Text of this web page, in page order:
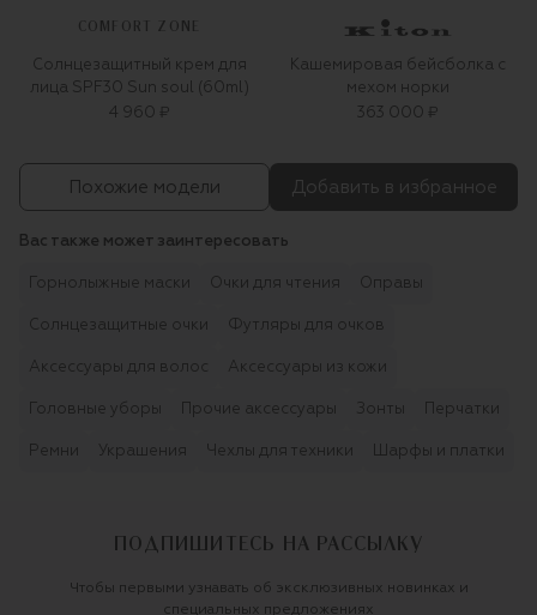
COMFORT ZONE
Солнцезащитный крем для
лица SPF30 Sun soul (60ml)
4 960 ₽
Кашемировая бейсболка с
мехом норки
363 000 ₽
Похожие модели Добавить в избранное
Вас также может заинтересовать
Горнолыжные маски Очки для чтения Оправы
Солнцезащитные очки Футляры для очков
Аксессуары для волос Аксессуары из кожи
Головные уборы Прочие аксессуары Зонты Перчатки
Ремни Украшения Чехлы для техники Шарфы и платки
ПОДПИШИТЕСЬ НА РАССЫЛКУ
Чтобы первыми узнавать об эксклюзивных новинках и
специальных предложениях